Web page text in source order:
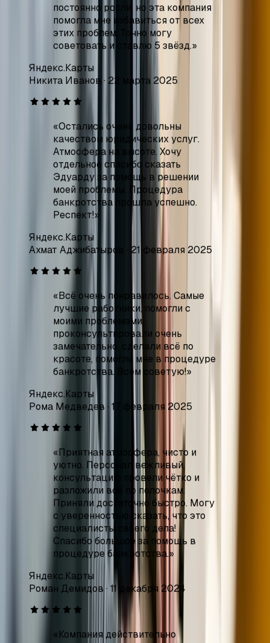
Никита Иванов ·22 марта 2025
«Остались очень довольны
качеством юридических услуг.
Атмосфера на высоте. Хочу
Эдуарду за помощь в решении
моей проблемы. Процедура
банкротства прошла успешно.
Респект!»
Яндекс.Карты
Ахмат Аджибатыров
· 21 февраля 2025
« Всё очень понравилось. Самые
лучшие работники, помогли с
моими проблемами,
замечательно, сделали всё по
красоте, помогли мне в процедуре
банкротства. Всем советую!»
Яндекс.Карты
Рома Медведев·17 февраля 2025
«Приятная атмосфера, чисто и
уютно. Персонал вежливый,
консультацию провели чётко и
разложили всё по полочкам.
Приняли достаточно быстро. Могу
с уверенностью сказать, что это
специалисты своего дела!
Спасибо большое за помощь в
процедуре банкротства.»
Яндекс.Карты
Роман Демидов·11 декабря 2024
«Компания действительно
работает на результат и заботится
о своих клиентах. Рекомендую
всем, кто столкнулся с подобной
ситуацией и ищет надёжного
партнёра для прохождения
процедуры банкротства.»